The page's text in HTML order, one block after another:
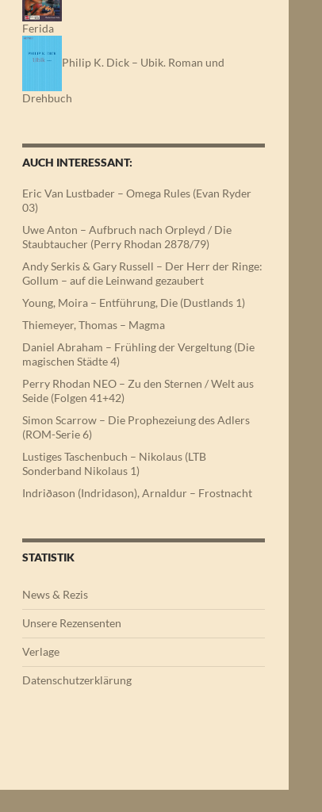
Ferida
Philip K. Dick – Ubik. Roman und
Drehbuch
AUCH INTERESSANT:
Eric Van Lustbader – Omega Rules (Evan Ryder
03)
Uwe Anton – Aufbruch nach Orpleyd / Die
Staubtaucher (Perry Rhodan 2878/79)
Andy Serkis & Gary Russell – Der Herr der Ringe:
Gollum – auf die Leinwand gezaubert
Young, Moira – Entführung, Die (Dustlands 1)
Thiemeyer, Thomas – Magma
Daniel Abraham – Frühling der Vergeltung (Die
magischen Städte 4)
Perry Rhodan NEO – Zu den Sternen / Welt aus
Seide (Folgen 41+42)
Simon Scarrow – Die Prophezeiung des Adlers
(ROM-Serie 6)
Lustiges Taschenbuch – Nikolaus (LTB
Sonderband Nikolaus 1)
Indriðason (Indridason), Arnaldur – Frostnacht
STATISTIK
News & Rezis
Unsere Rezensenten
Verlage
Datenschutzerklärung